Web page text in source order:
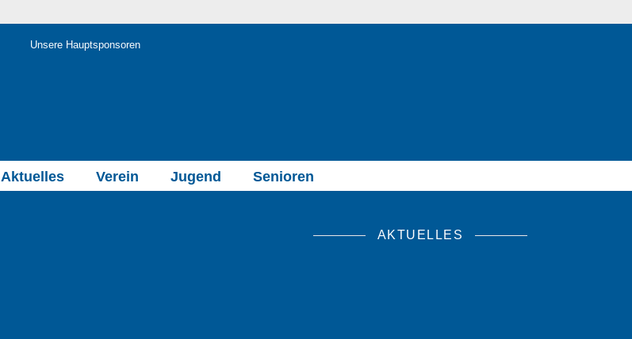
Unsere Hauptsponsoren
Aktuelles Verein Jugend Senioren
AKTUELLES